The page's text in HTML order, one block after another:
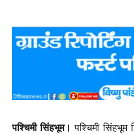
पश्चिमी सिंहभूम। पश्चिमी सिंहभूम